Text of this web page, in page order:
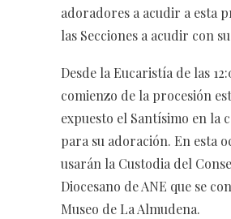
adoradores a acudir a esta
las Secciones a acudir con
Desde la Eucaristía de las
comienzo de la procesión
expuesto el Santísimo en la
para su adoración. En esta
usarán la Custodia del
Diocesano de ANE que se
Museo de La Almudena.